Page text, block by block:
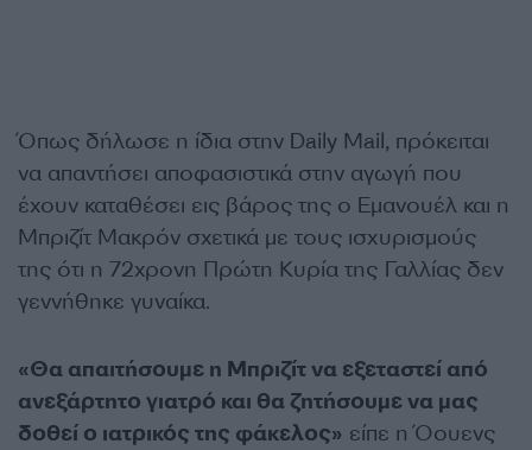
Όπως δήλωσε η ίδια στην Daily Mail, πρόκειται
να απαντήσει αποφασιστικά στην αγωγή που
έχουν καταθέσει εις βάρος της ο Εμανουέλ και η
Μπριζίτ Μακρόν σχετικά με τους ισχυρισμούς
της ότι η 72χρονη Πρώτη Κυρία της Γαλλίας δεν
γεννήθηκε γυναίκα.
«Θα απαιτήσουμε η Μπριζίτ να εξεταστεί από
ανεξάρτητο γιατρό και θα ζητήσουμε να μας
δοθεί ο ιατρικός της φάκελος» είπε η Όουενς